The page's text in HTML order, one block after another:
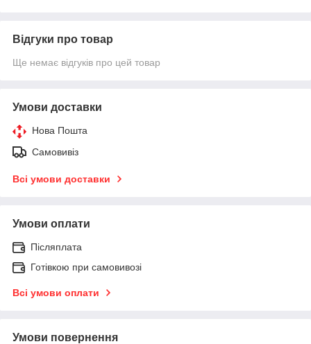
Відгуки про товар
Ще немає відгуків про цей товар
Умови доставки
Нова Пошта
Самовивіз
Всі умови доставки
Умови оплати
Післяплата
Готівкою при самовивозі
Всі умови оплати
Умови повернення